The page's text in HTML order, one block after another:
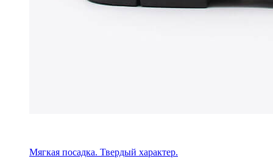
Мягкая посадка. Твердый характер.